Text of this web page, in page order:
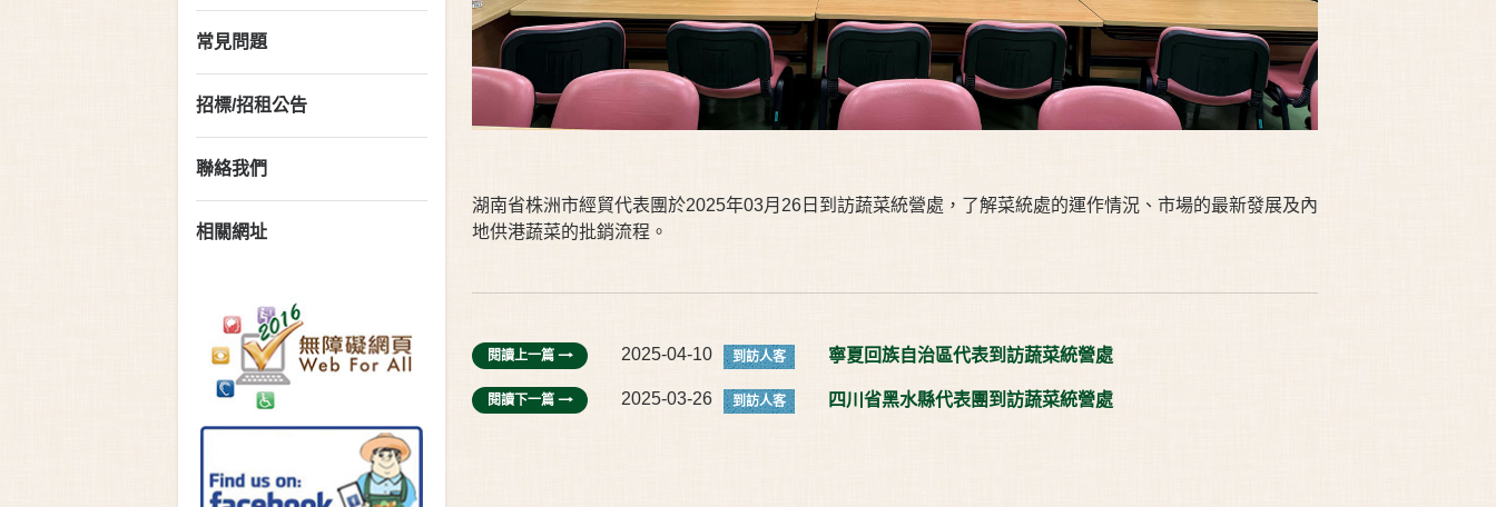
常見問題
招標/招租公告
聯絡我們
相關網址
湖南省株洲市經貿代表團於2025年03月26日到訪蔬菜統營處，了解菜統處的運作情況、市場的最新發展及內
地供港蔬菜的批銷流程。
閱讀上一篇 2025-04-10 到訪人客 寧夏回族自治區代表到訪蔬菜統營處
閱讀下一篇 2025-03-26 到訪人客 四川省黑水縣代表團到訪蔬菜統營處